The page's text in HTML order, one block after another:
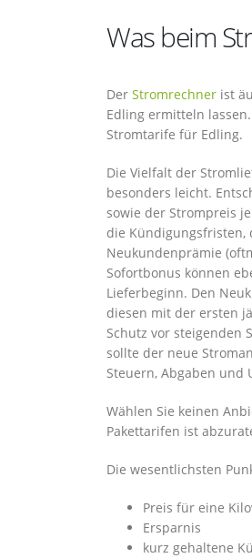
Was beim
Der Stromrechner ist
Edling ermitteln
Stromtarife für Edling.
Die Vielfalt der
besonders leicht.
sowie der Strompreis
die Kündigungsfristen,
Neukundenprämie
Sofortbonus können
Lieferbeginn. Den
diesen mit der ersten
Schutz vor steigenden
sollte der neue
Steuern, Abgaben und
Wählen Sie keinen
Pakettarifen ist
Die wesentlichsten
Preis für eine
Ersparnis
kurz gehaltene